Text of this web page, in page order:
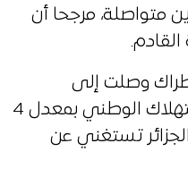
متواصلة، مرجحا أن
وصلت إلى
مستويات إنتاج تغطي الاستهلاك الوطني بمعدل 4
تستغني عن